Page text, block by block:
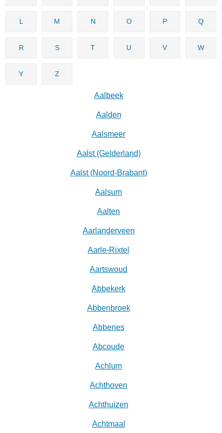
L M N O P Q
R S T U V W
Y Z
Aalbeek
Aalden
Aalsmeer
Aalst (Gelderland)
Aalst (Noord-Brabant)
Aalsum
Aalten
Aarlanderveen
Aarle-Rixtel
Aartswoud
Abbekerk
Abbenbroek
Abbenes
Abcoude
Achlum
Achthoven
Achthuizen
Achtmaal